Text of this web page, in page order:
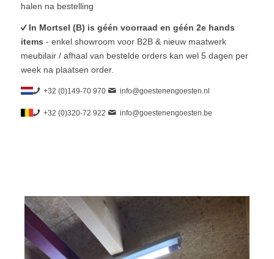
halen na bestelling
In Mortsel (B) is géén voorraad en géén 2e hands
items - enkel showroom voor B2B & nieuw maatwerk
meubilair / afhaal van bestelde orders kan wel 5 dagen per
week na plaatsen order.
+32 (0)149-70 970 info@goestenengoesten.nl
+32 (0)320-72 922 info@goestenengoesten.be